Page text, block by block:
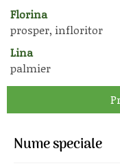
Florina
prosper, infloritor
Lina
palmier
Nume speciale